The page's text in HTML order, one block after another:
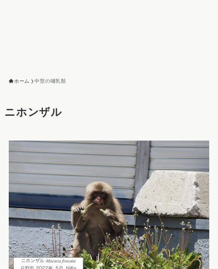
ホーム 中型の哺乳類
ニホンザル